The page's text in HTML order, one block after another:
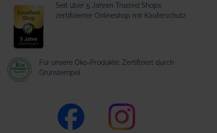
Seit über 5 Jahren Trusted Shops
zertifizierter Onlineshop mit Käuferschutz
Für unsere Öko-Produkte: Zertifiziert durch
Grünstempel